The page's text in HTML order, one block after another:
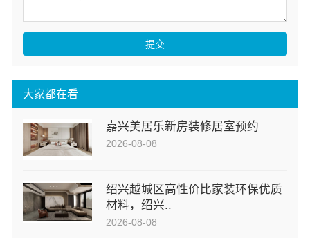
大家都在看
嘉兴美居乐新房装修居室预约
2026-08-08
绍兴越城区高性价比家装环保优质
材料，绍兴..
2026-08-08
提交